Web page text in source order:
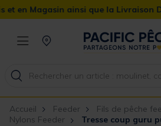
ainsi que la Livraison Domicile
Accueil Feeder
Fils de pêche
Nylons Feeder
Tresse coup guru